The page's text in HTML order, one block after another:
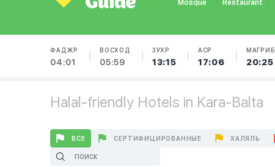
Mosque Restaurant
ФАДЖР
04:01
ВОСХОД
05:59
ЗУХР
13:15
АСР
17:06
МАГРИБ
20:25
Halal-friendly Hotels in Kara-Balta
ВСЕ СЕРТИФИЦИРОВАННЫЕ ХАЛЯЛЬ